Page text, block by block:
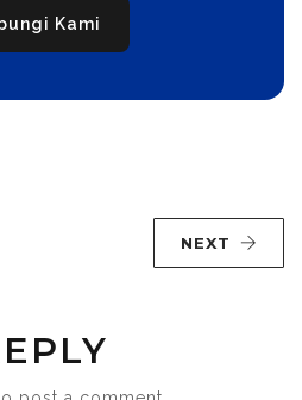
Kami
NEXT